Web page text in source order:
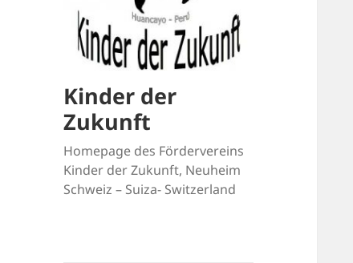
Kinder der
Zukunft
Homepage des Fördervereins
Kinder der Zukunft, Neuheim
Schweiz – Suiza- Switzerland